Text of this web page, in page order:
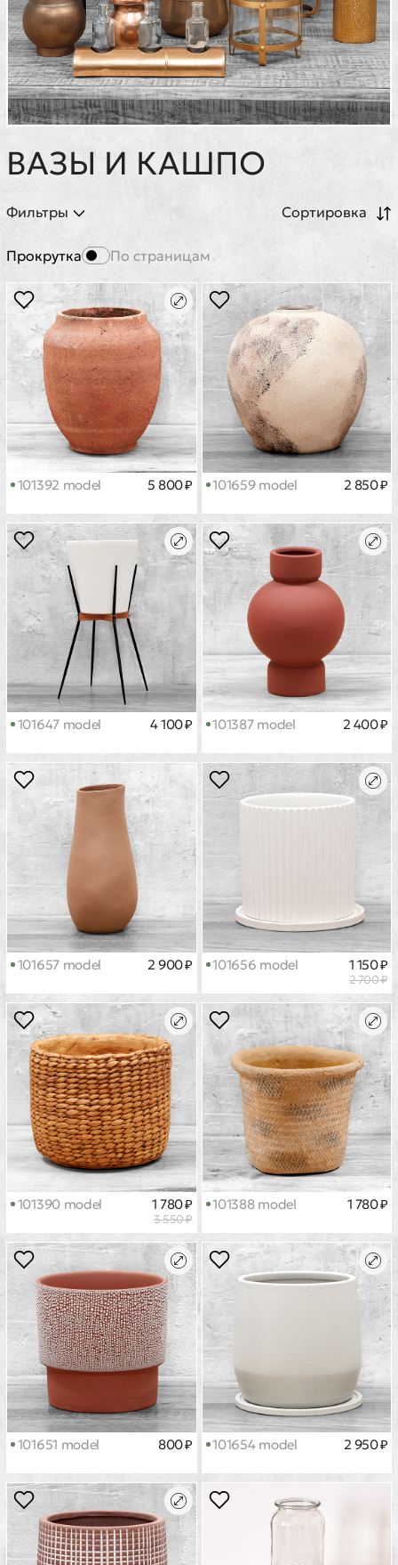
ВАЗЫ И КАШПО
Фильтры Сортировка
Прокрутка По страницам
101392 model 5 800 ₽ 101659 model 2 850 ₽
101647 model 4 100 ₽ 101387 model 2 400 ₽
101657 model 2 900 ₽ 101656 model
2 700 ₽
1 150 ₽
101390 model
3 550 ₽
1 780 ₽ 101388 model 1 780 ₽
101651 model 800 ₽ 101654 model 2 950 ₽